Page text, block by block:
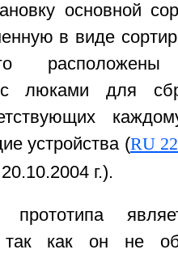
основной
в виде
с люками для
устройства (RU
г.).
прототипа
так как он не